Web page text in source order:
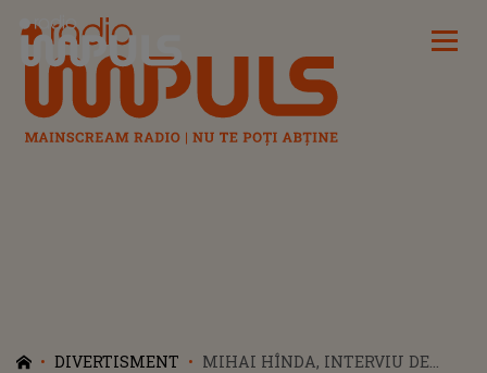
Radio Impuls
DIVERTISMENT
MIHAI HÎNDA, INTERVIU DE